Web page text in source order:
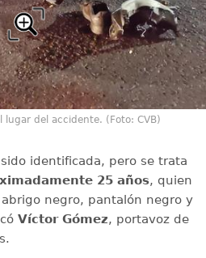
del accidente. (Foto: CVB)
identificada, pero se trata
25 años, quien
negro, pantalón negro y
Víctor Gómez, portavoz de